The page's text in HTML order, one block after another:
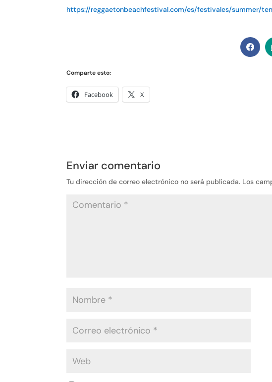
https://reggaetonbeachfestival.com/es/festivales/summer/
Comparte esto:
Facebook X
Enviar comentario
Tu dirección de correo electrónico no será publicada. Los